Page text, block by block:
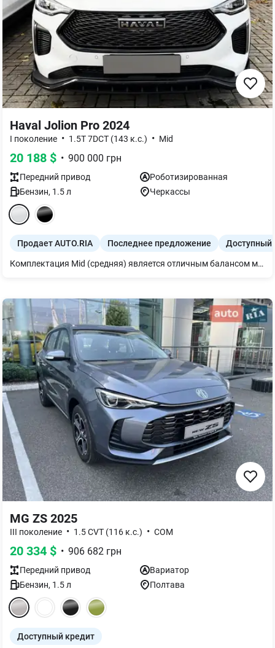
Haval Jolion Pro 2024
I поколение • 1.5T 7DCT (143 к.с.) • Mid
20 188 $ • 900 000 грн
Передний привод
Роботизированная
Бензин, 1.5л Черкассы
Продает AUTO.RIA Последнее предложение Доступный
Комплектация Mid (средняя) является отличным балансом между необходимым функционалом, комфортом и доступностью. Она предлагает значительно больше, чем базовая версия, но сохраняет ключевые преимущества обновленной модели Jolion Pro
MG ZS 2025
III поколение • 1.5 CVT (116 к.с.) • COM
20 334 $ • 906 682 грн
Передний привод
Вариатор
Бензин, 1.5л Полтава
Доступный кредит